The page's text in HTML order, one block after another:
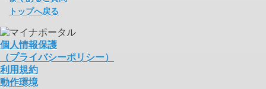
トップへ戻る
個人情報保護
（プライバシーポリシー）
利用規約
動作環境